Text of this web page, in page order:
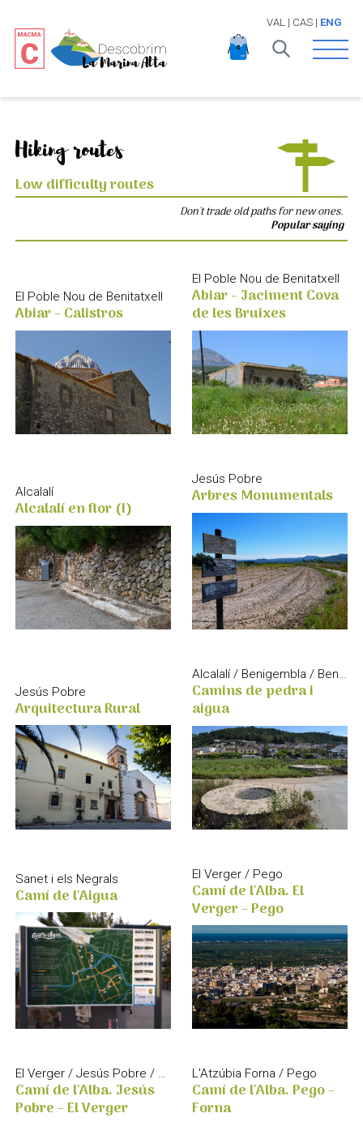
VAL | CAS| ENG
Open
Hiking routes
Low difficulty routes
Don't trade old paths for new ones.
Popular saying
El Poble Nou de Benitatxell
Abiar - Calistros
El Poble Nou de Benitatxell
Abiar - Jaciment Cova
de les Bruixes
Alcalalí
Alcalalí en flor (I)
Jesús Pobre
Arbres Monumentals
Jesús Pobre
Arquitectura Rural
Alcalalí / Benigembla / Benissa / Llíber / Murla / Parcent / Senija / Xaló
Camins de pedra i
aigua
Sanet i els Negrals
Camí de l'Aigua
El Verger / Pego
Camí de l'Alba. El
Verger - Pego
El Verger / Jesús Pobre / La Xara
Camí de l'Alba. Jesús
Pobre - El Verger
L'Atzúbia Forna / Pego
Camí de l'Alba. Pego -
Forna